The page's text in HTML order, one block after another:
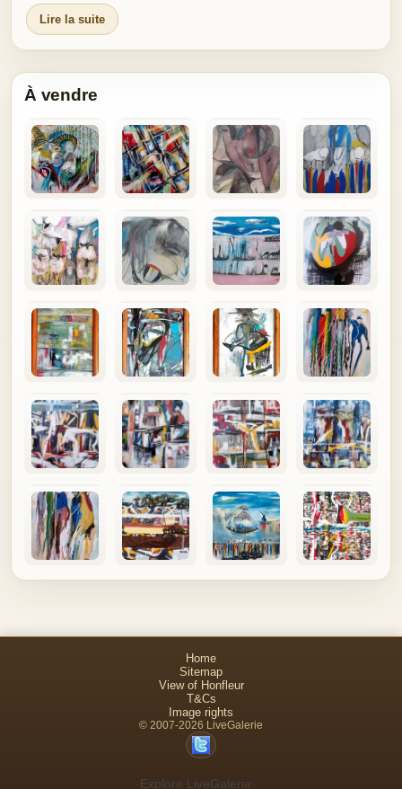
captant la puissance des ancêtres. Les émissaires venus
d'outre-mer, avec leurs cartes déployées et leurs stylos prêts
à découper la terre comme des cadeaux, s'agitaient
vainement.
partout à la fois.
Les envahisseurs tremblaient. Le roi était là, invisible à leurs
yeux de chair, mais présent dans l'esprit de ses guerriers et
charmes mystiques de ses ancêtres. Son trône restait vide
pour les étrangers, mais saturé de puissance pour son
peuple. C’était la résistance africaine : inattaquable, mystique
et éternelle.
Lire la suite
À vendre
Home
Sitemap
View of Honfleur
T&Cs
Image rights
© 2007-2026 LiveGalerie
Explore LiveGalerie: